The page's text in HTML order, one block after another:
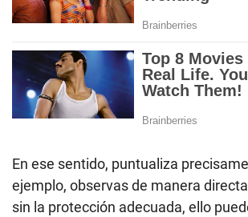
En ese sentido, puntualiza
ejemplo, observas de manera directa
sin la protección adecuada, ello